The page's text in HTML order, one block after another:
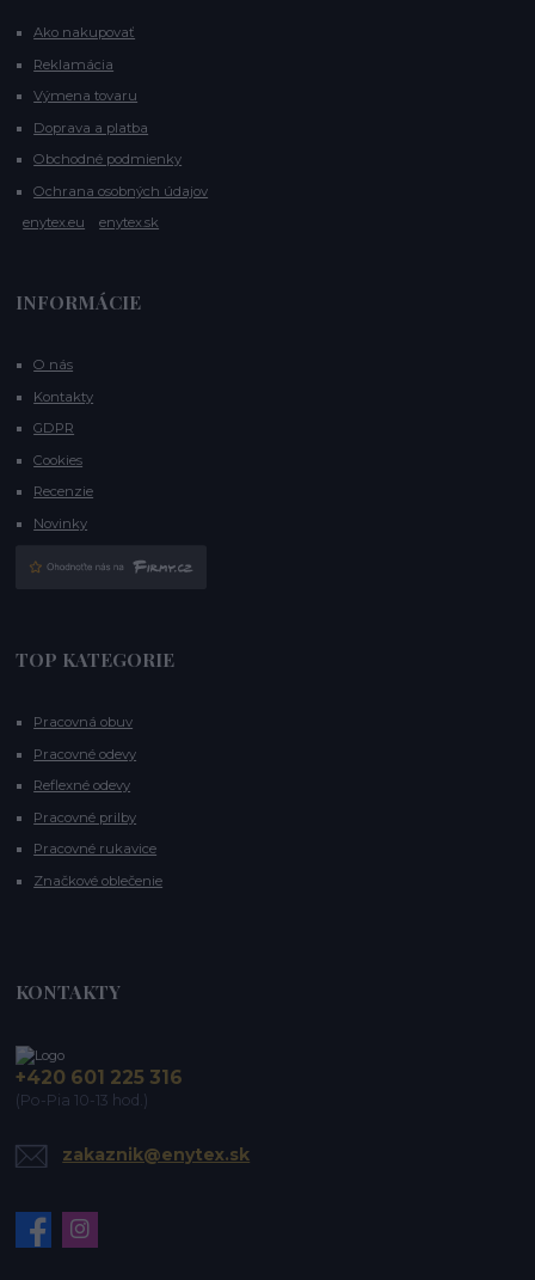
Ako nakupovať
Reklamácia
Výmena tovaru
Doprava a platba
Obchodné podmienky
Ochrana osobných údajov
enytex.eu
enytex.sk
INFORMÁCIE
O nás
Kontakty
GDPR
Cookies
Recenzie
Novinky
TOP KATEGORIE
Pracovná obuv
Pracovné odevy
Reflexné odevy
Pracovné prilby
Pracovné rukavice
Značkové oblečenie
KONTAKTY
+420 601 225 316
(Po-Pia 10-13 hod.)
zakaznik@enytex.sk